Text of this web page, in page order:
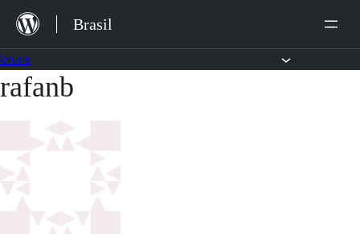
para
o
conteúdo
Brasil
Pular
rafanb